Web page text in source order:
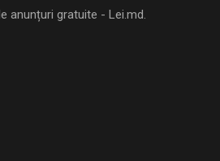
anunțuri gratuite - Lei.md.